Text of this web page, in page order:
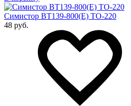
Симистор BT139-800(E) TO-220
48 руб.